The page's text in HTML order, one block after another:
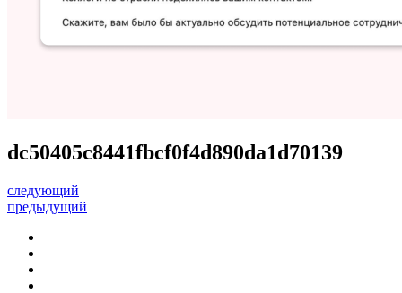
dc50405c8441fbcf0f4d890da1d70139
следующий
предыдущий